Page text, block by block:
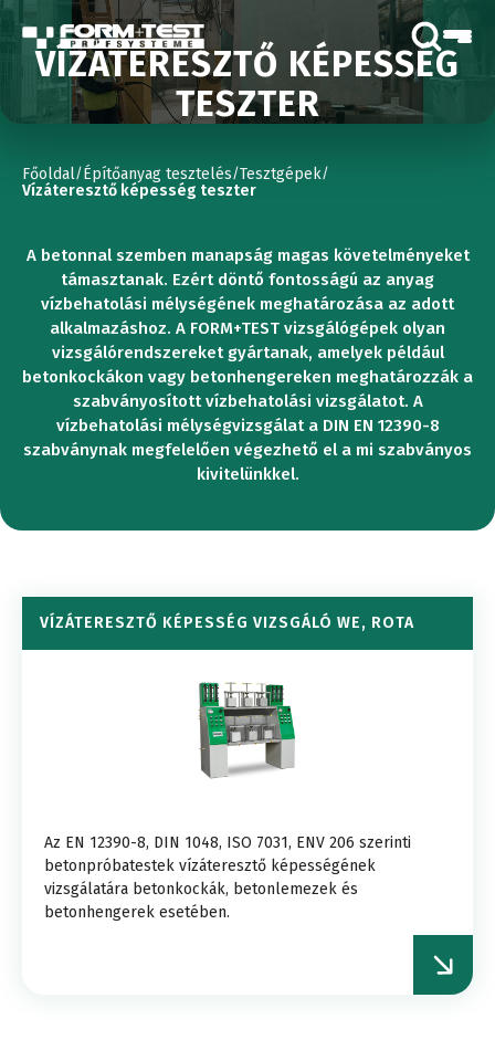
VÍZÁTERESZTŐ KÉPESSÉG
TESZTER
Főoldal/Építőanyag tesztelés/Tesztgépek/
Vízáteresztő képesség teszter
A betonnal szemben manapság magas követelményeket
támasztanak. Ezért döntő fontosságú az anyag
vízbehatolási mélységének meghatározása az adott
alkalmazáshoz. A FORM+TEST vizsgálógépek olyan
vizsgálórendszereket gyártanak, amelyek például
betonkockákon vagy betonhengereken meghatározzák a
szabványosított vízbehatolási vizsgálatot. A
vízbehatolási mélységvizsgálat a DIN EN 12390-8
szabványnak megfelelően végezhető el a mi szabványos
kivitelünkkel.
VÍZÁTERESZTŐ KÉPESSÉG VIZSGÁLÓ WE, ROTA
Az EN 12390-8, DIN 1048, ISO 7031, ENV 206 szerinti
betonpróbatestek vízáteresztő képességének
vizsgálatára betonkockák, betonlemezek és
betonhengerek esetében.